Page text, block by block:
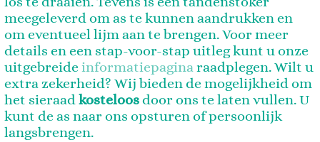
meegeleverd om as te kunnen aandrukken en
om eventueel lijm aan te brengen. Voor meer
details en een stap-voor-stap uitleg kunt u onze
uitgebreide informatiepaginaraadplegen. Wilt u
extra zekerheid? Wij bieden de mogelijkheid om
het sieraadkosteloosdoor ons te laten vullen. U
kunt de as naar ons opsturen of persoonlijk
langsbrengen.